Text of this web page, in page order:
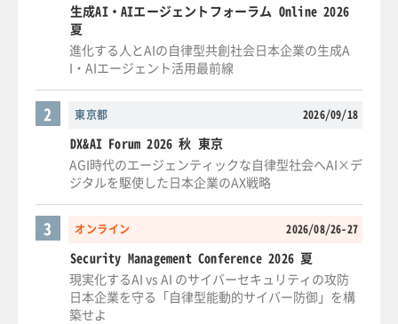
生成AI・AIエージェントフォーラム Online 2026
夏
進化する人とAIの自律型共創社会日本企業の生成A
I・AIエージェント活用最前線
東京都 2026/09/18
2
DX&AI Forum 2026 秋 東京
AGI時代のエージェンティックな自律型社会へAI×デ
ジタルを駆使した日本企業のAX戦略
オンライン 2026/08/26-27
3
Security Management Conference 2026 夏
現実化するAI vs AI のサイバーセキュリティの攻防
日本企業を守る「自律型能動的サイバー防御」を構
築せよ